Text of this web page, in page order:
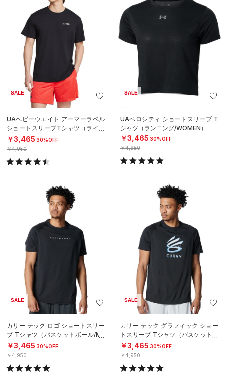
SALE
UAヘビーウエイト アーマーラベル
ショートスリーブTシャツ（ライフ
スタイル/MEN）
￥3,465 30%OFF
￥4,950
SALE
UAベロシティ ショートスリーブ T
シャツ（ランニング/WOMEN）
￥3,465 30%OFF
￥4,950
SALE
カリー テック ロゴ ショートスリー
ブ Tシャツ（バスケットボール/ME
N）
￥3,465 30%OFF
￥4,950
SALE
カリー テック グラフィック ショー
トスリーブ Tシャツ（バスケットボ
ール/MEN）
￥3,465 30%OFF
￥4,950